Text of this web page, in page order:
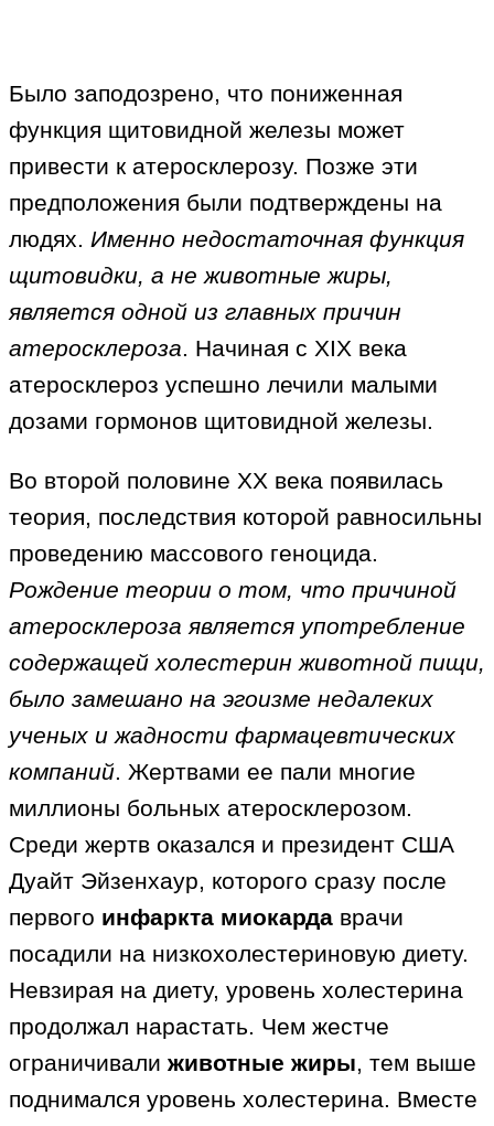
Было заподозрено, что пониженная
функция щитовидной железы может
привести к атеросклерозу. Позже эти
предположения были подтверждены на
людях. Именно недостаточная функция
щитовидки, а не животные жиры,
является одной из главных причин
атеросклероза . Начиная с ХIХ века
атеросклероз успешно лечили малыми
дозами гормонов щитовидной железы.
Во второй половине ХХ века появилась
теория, последствия которой равносильны
проведению массового геноцида.
Рождение теории о том, что причиной
атеросклероза является употребление
содержащей холестерин животной пищи,
было замешано на эгоизме недалеких
ученых и жадности фармацевтических
компаний . Жертвами ее пали многие
миллионы больных атеросклерозом.
Среди жертв оказался и президент США
Дуайт Эйзенхаур, которого сразу после
первого инфаркта миокарда врачи
посадили на низкохолестериновую диету.
Невзирая на диету, уровень холестерина
продолжал нарастать. Чем жестче
ограничивали животные жиры , тем выше
поднимался уровень холестерина. Вместе